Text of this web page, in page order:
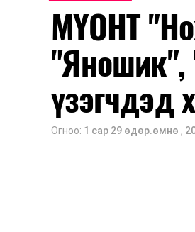
МҮОНТ
"Яношик",
үзэгчдэд
Огноо: 1 сар 29 өдөр.өмнө ,